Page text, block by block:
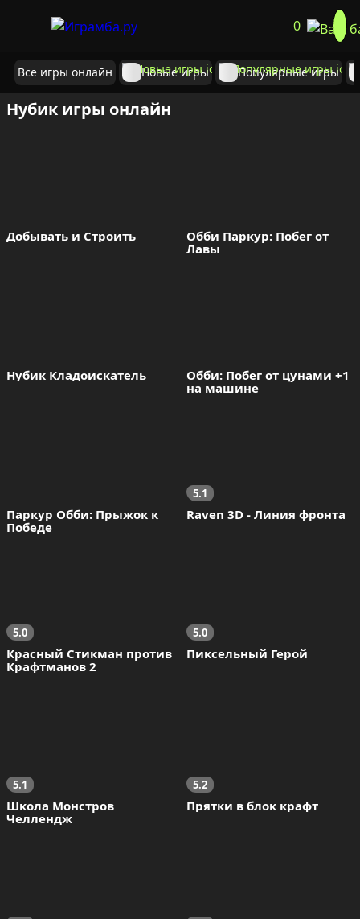
0
Все игры онлайн Новые игры Популярные игры
Нубик игры онлайн
Добывать и Строить
Обби Паркур: Побег от
Лавы
Нубик Кладоискатель
Обби: Побег от цунами +1
на машине
Паркур Обби: Прыжок к
Победе
5.1
Raven 3D - Линия фронта
5.0
Красный Стикман против
Крафтманов 2
5.0
Пиксельный Герой
5.1
Школа Монстров
Челлендж
5.2
Прятки в блок крафт